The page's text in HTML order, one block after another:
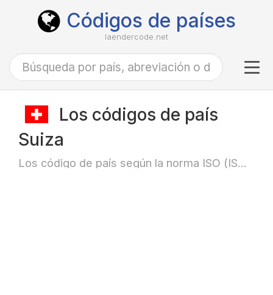
Códigos de países
laendercode.net
Los códigos de país
Suiza
Los código de país según la norma ISO (ISO-3166)